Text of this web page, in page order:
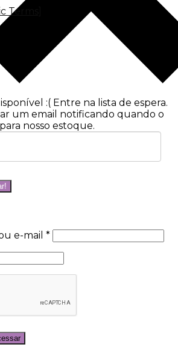
Terms]
:( Entre na lista de espera.
um email notificando quando o
nosso estoque.
e-mail *